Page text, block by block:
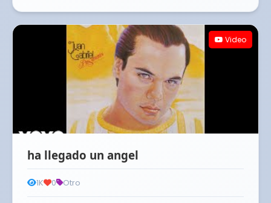
Video
ha llegado un angel
1K 0 Otro